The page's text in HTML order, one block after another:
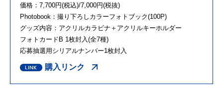
価格：7,700円(税込)/7,000円(税抜)
Photobook：撮り下ろしカラーフォトブック(100P)
グッズ内容：アクリルカラビナ＋アクリルキーホルダー
フォトカードB 1枚封入(全7種)
応募抽選用シリアルナンバー1枚封入
購入リンク